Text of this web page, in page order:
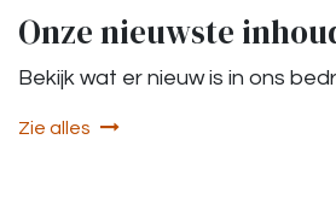
Onze nieuwste
Bekijk wat er nieuw is in ons
Zie alles